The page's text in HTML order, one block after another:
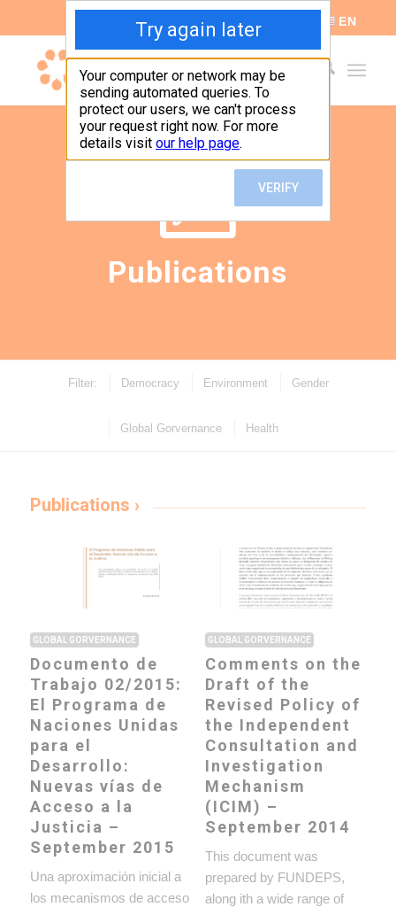
EN
Publications
Filter: Democracy Environment Gender
Global Gorvernance Health
Publications ›
GLOBAL GORVERNANCE
Documento de
Trabajo 02/2015:
El Programa de
Naciones Unidas
para el
Desarrollo:
Nuevas vías de
Acceso a la
Justicia –
September 2015
Una aproximación inicial a
los mecanismos de acceso
GLOBAL GORVERNANCE
Comments on the
Draft of the
Revised Policy of
the Independent
Consultation and
Investigation
Mechanism
(ICIM) –
September 2014
This document was
prepared by FUNDEPS,
along ith a wide range of